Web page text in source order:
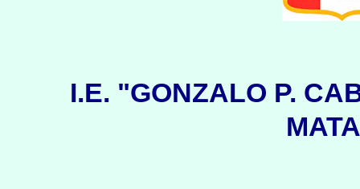
I.E. "GONZALO P.